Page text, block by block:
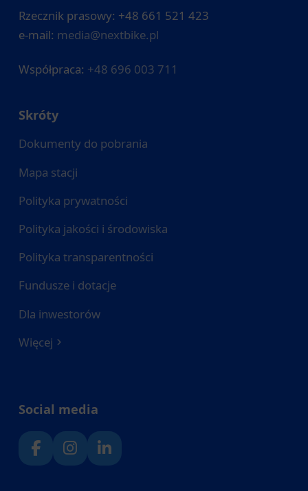
Rzecznik prasowy: +48 661 521 423
e-mail: media@nextbike.pl
Współpraca: +48 696 003 711
Skróty
Dokumenty do pobrania
Mapa stacji
Polityka prywatności
Polityka jakości i środowiska
Polityka transparentności
Fundusze i dotacje
Dla inwestorów
Więcej
Social media